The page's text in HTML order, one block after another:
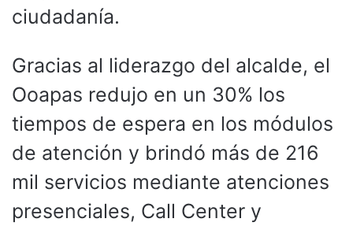
ciudadanía.
Gracias al liderazgo del alcalde, el
Ooapas redujo en un 30% los
tiempos de espera en los módulos
de atención y brindó más de 216
mil servicios mediante atenciones
presenciales, Call Center y